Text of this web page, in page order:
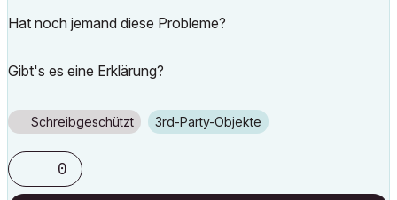
Hat noch jemand diese Probleme?
Gibt's es eine Erklärung?
Schreibgeschützt 3rd-Party-Objekte
0